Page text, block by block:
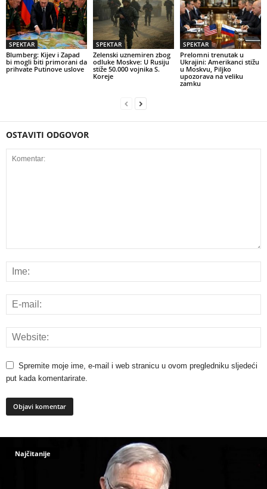
SPEKTAR
Blumberg: Kijev i Zapad
bi mogli biti primorani da
prihvate Putinove uslove
SPEKTAR
Zelenski uznemiren zbog
odluke Moskve: U Rusiju
stiže 50.000 vojnika S.
Koreje
SPEKTAR
Prelomni trenutak u
Ukrajini: Amerikanci stižu
u Moskvu, Piljko
upozorava na veliku
zamku
OSTAVITI ODGOVOR
Spremite moje ime, e-mail i web stranicu u ovom pregledniku sljedeći
put kada komentarirate.
Najčitanije